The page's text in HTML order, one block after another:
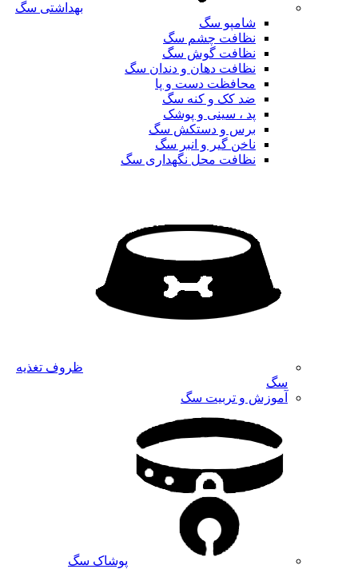
بهداشتی سگ
شامپو سگ
نظافت چشم سگ
نظافت گوش سگ
نظافت دهان و دندان سگ
محافظت دست و پا
ضد کک و کنه سگ
پد ، سینی و پوشک
برس و دستکش سگ
ناخن گیر و انبر سگ
نظافت محل نگهداری سگ
ظروف تغذیه
سگ
آموزش و تربیت سگ
پوشاک سگ